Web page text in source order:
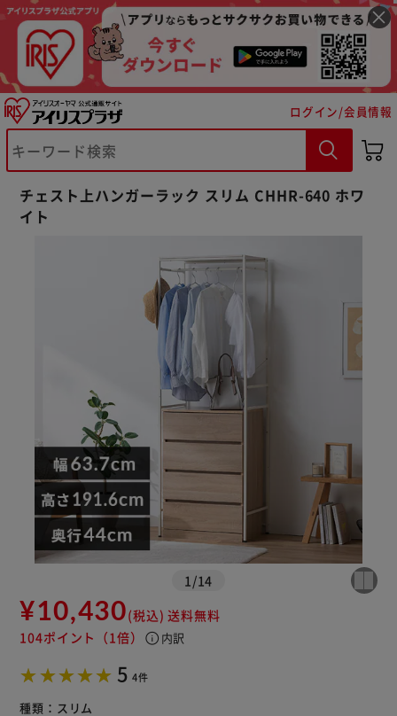
ログイン/会員情報
チェスト上ハンガーラック スリム CHHR-640 ホワ
イト
1 /14
¥10,430(税込) 送料無料
104ポイント （1倍） info 内訳
5 4件
種類： スリム
※ご確認ください
カートに入れる 購入手続きへ